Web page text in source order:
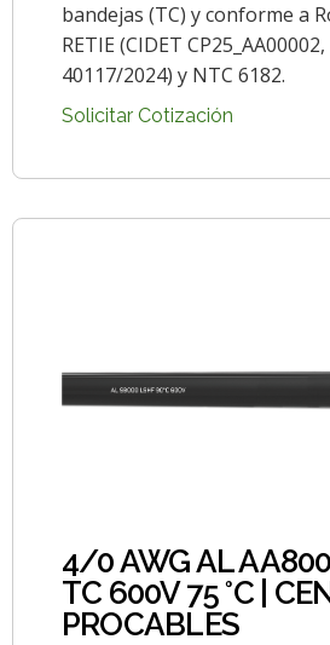
bandejas (TC) y conforme a
RETIE (CIDET CP25_AA00002,
40117/2024) y NTC 6182.
Solicitar Cotización
4/0 AWG AL
TC 600V 75 °C |
PROCABLES